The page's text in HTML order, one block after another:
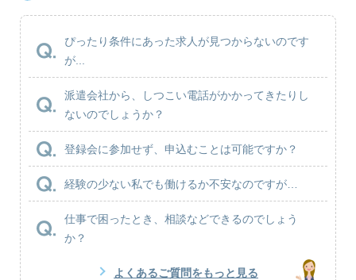
ぴったり条件にあった求人が見つからないのです
が...
派遣会社から、しつこい電話がかかってきたりし
ないのでしょうか？
登録会に参加せず、申込むことは可能ですか？
経験の少ない私でも働けるか不安なのですが…
仕事で困ったとき、相談などできるのでしょう
か？
よくあるご質問をもっと見る